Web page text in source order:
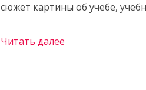
сюжет картины об учебе,
Читать далее